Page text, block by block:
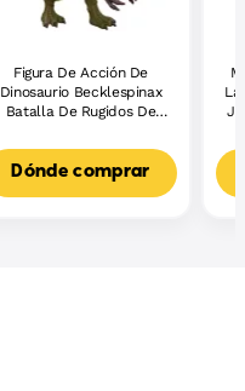
Figura De Acción De
Dinosaurio Becklespinax
Batalla De Rugidos De
Embestida
Dónde comprar